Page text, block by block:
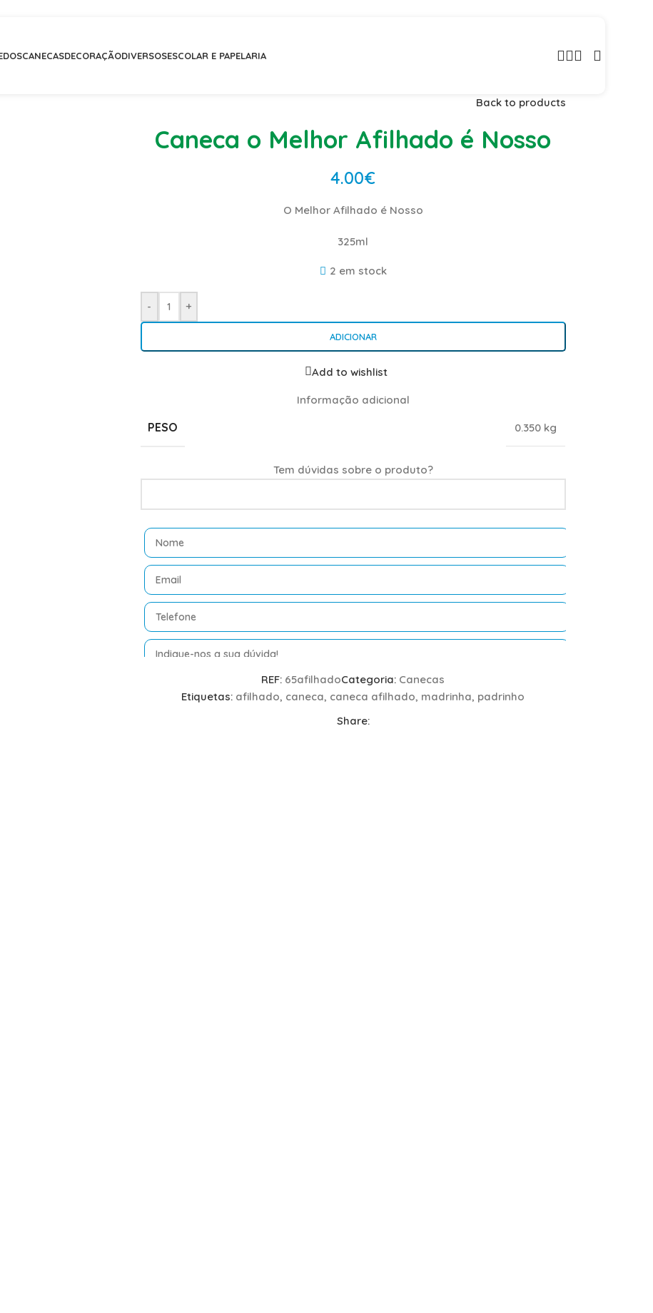
CANECASDECORAÇÃODIVERSOSESCOLAR E PAPELARIA
Back to products
Caneca o Melhor Afilhado é Nosso
4.00€
O Melhor Afilhado é Nosso
325ml
2 em stock
- +
ADICIONAR
Add to wishlist
Informação adicional
PESO 0.350 kg
Tem dúvidas sobre o produto?
REF: 65afilhadoCategoria: Canecas
Etiquetas: afilhado, caneca, caneca afilhado, madrinha, padrinho
Share: